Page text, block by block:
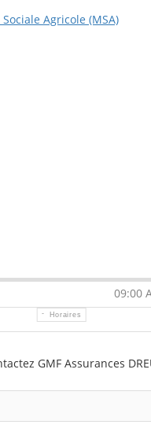
Agricole (MSA)
09:00
Horaires
GMF Assurances